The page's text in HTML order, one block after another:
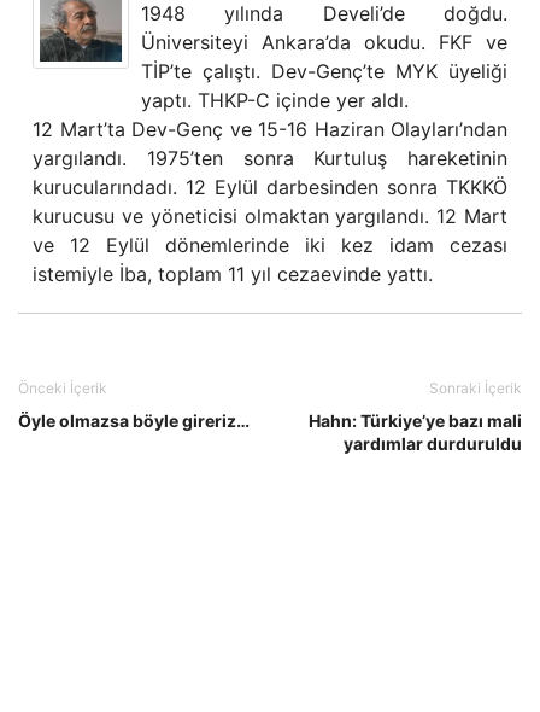
1948 yılında Develi’de doğdu.
Üniversiteyi Ankara’da okudu. FKF ve
TİP’te çalıştı. Dev-Genç’te MYK üyeliği
yaptı. THKP-C içinde yer aldı.
12 Mart’ta Dev-Genç ve 15-16 Haziran Olayları’ndan
yargılandı. 1975’ten sonra Kurtuluş hareketinin
kurucularındadı. 12 Eylül darbesinden sonra TKKKÖ
kurucusu ve yöneticisi olmaktan yargılandı. 12 Mart
ve 12 Eylül dönemlerinde iki kez idam cezası
istemiyle İba, toplam 11 yıl cezaevinde yattı.
Önceki İçerik
Öyle olmazsa böyle gireriz…
Sonraki İçerik
Hahn: Türkiye’ye bazı mali
yardımlar durduruldu